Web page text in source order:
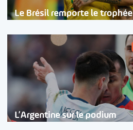
Le Brésil remporte le trophée
L’Argentine sur le podium